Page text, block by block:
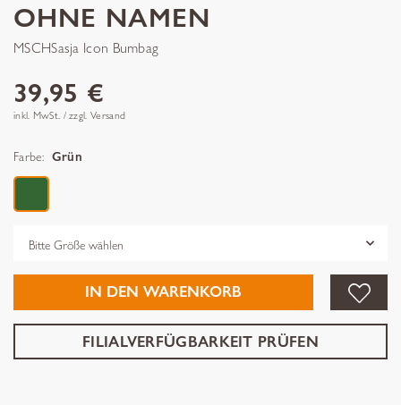
OHNE NAMEN
MSCHSasja Icon Bumbag
39,95 €
inkl. MwSt. / zzgl. Versand
Farbe: Grün
IN DEN WARENKORB
FILIALVERFÜGBARKEIT PRÜFEN